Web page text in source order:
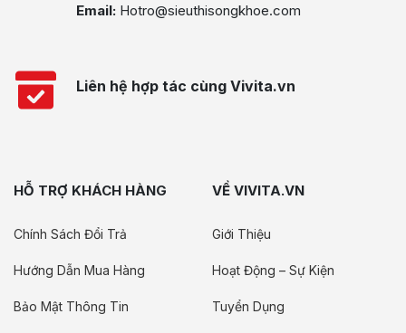
Email: Hotro@sieuthisongkhoe.com
Liên hệ hợp tác cùng Vivita.vn
HỖ TRỢ KHÁCH HÀNG
Chính Sách Đổi Trả
Hướng Dẫn Mua Hàng
Bảo Mật Thông Tin
VỀ VIVITA.VN
Giới Thiệu
Hoạt Động – Sự Kiện
Tuyển Dụng